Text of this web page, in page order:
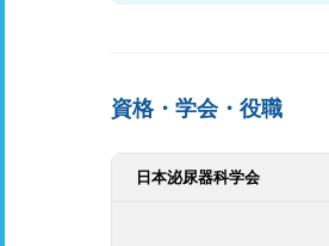
資格・学会・役職
日本泌尿器科学会